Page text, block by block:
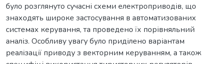
було розглянуто сучасні схеми електроприводів, що
знаходять широке застосування в автоматизованих
системах керування, та проведено їх порівняльний
аналіз. Особливу увагу було приділено варіантам
реалізації приводу з векторним керуванням, а також